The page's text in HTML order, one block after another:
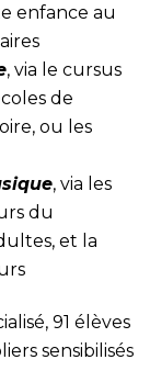
enfance au
, via le cursus
de
ou les
, via les
du
et la
91 élèves
sensibilisés